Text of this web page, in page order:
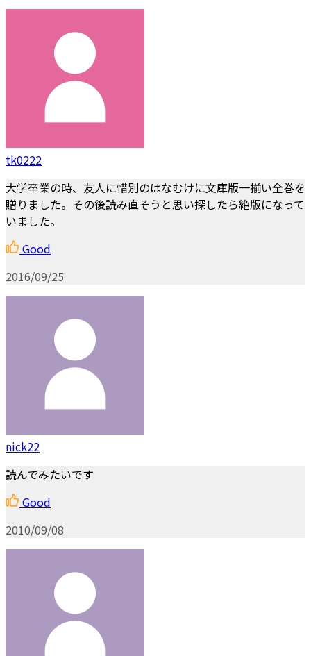
tk0222
大学卒業の時、友人に惜別のはなむけに文庫版一揃い全巻を
贈りました。その後読み直そうと思い探したら絶版になって
いました。
Good
2016/09/25
nick22
読んでみたいです
Good
2010/09/08